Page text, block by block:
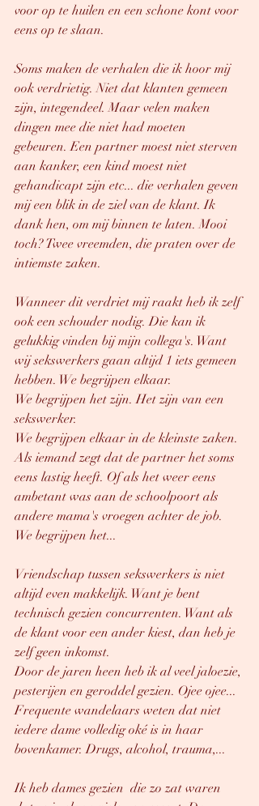
voor op te huilen en een schone kont voor
eens op te slaan.
Soms maken de verhalen die ik hoor mij
ook verdrietig. Niet dat klanten gemeen
zijn, integendeel. Maar velen maken
dingen mee die niet had moeten
gebeuren. Een partner moest niet sterven
aan kanker, een kind moest niet
gehandicapt zijn etc... die verhalen geven
mij een blik in de ziel van de klant. Ik
dank hen, om mij binnen te laten. Mooi
toch? Twee vreemden, die praten over de
intiemste zaken.
Wanneer dit verdriet mij raakt heb ik zelf
ook een schouder nodig. Die kan ik
gelukkig vinden bij mijn collega's. Want
wij sekswerkers gaan altijd 1 iets gemeen
hebben. We begrijpen elkaar.
We begrijpen het zijn. Het zijn van een
sekswerker.
We begrijpen elkaar in de kleinste zaken.
Als iemand zegt dat de partner het soms
eens lastig heeft. Of als het weer eens
ambetant was aan de schoolpoort als
andere mama's vroegen achter de job.
We begrijpen het...
Vriendschap tussen sekswerkers is niet
altijd even makkelijk. Want je bent
technisch gezien concurrenten. Want als
de klant voor een ander kiest, dan heb je
zelf geen inkomst.
Door de jaren heen heb ik al veel jaloezie,
pesterijen en geroddel gezien. Ojee ojee...
Frequente wandelaars weten dat niet
iedere dame volledig oké is in haar
bovenkamer. Drugs, alcohol, trauma,...
Ik heb dames gezien  die zo zat waren